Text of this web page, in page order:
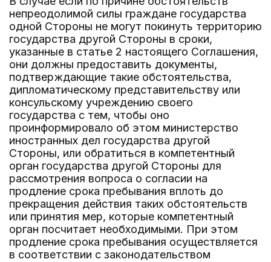
непреодолимой силы граждане государства
одной Стороны не могут покинуть территорию
государства другой Стороны в сроки,
указанные в статье 2 настоящего Соглашения,
они должны предоставить документы,
подтверждающие такие обстоятельства,
дипломатическому представительству или
консульскому учреждению своего
государства с тем, чтобы оно
проинформировало об этом министерство
иностранных дел государства другой
Стороны, или обратиться в компетентный
орган государства другой Стороны для
рассмотрения вопроса о согласии на
продление срока пребывания вплоть до
прекращения действия таких обстоятельств
или принятия мер, которые компетентный
орган посчитает необходимыми. При этом
продление срока пребывания осуществляется
в соответствии с законодательством